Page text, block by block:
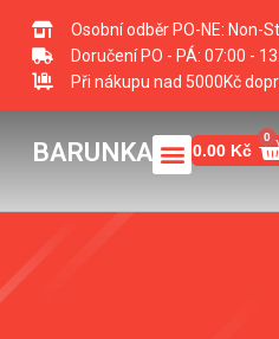
obsah
Osobní odběr PO-NE: Non-
Doručení PO - PÁ: 07:00 -
Při nákupu nad 5000Kč
BARUNKA Menu
0.00 Kč
0